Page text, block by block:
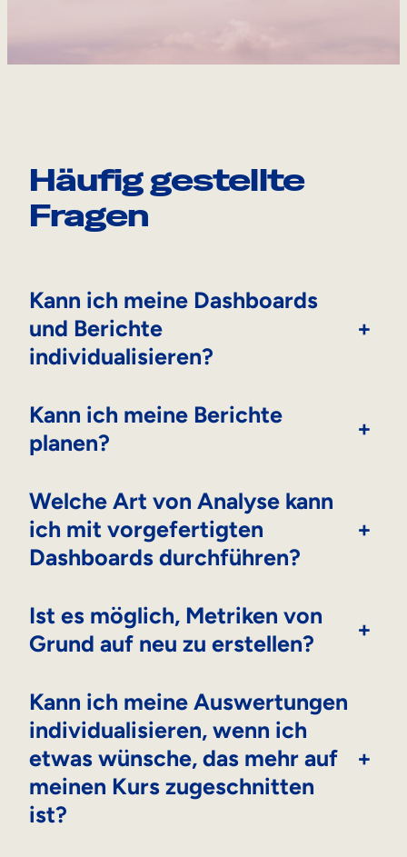
Häufig gestellte
Fragen
Kann ich meine Dashboards
und Berichte
individualisieren?
+
Kann ich meine Berichte
planen?
+
Welche Art von Analyse kann
ich mit vorgefertigten
Dashboards durchführen?
+
Ist es möglich, Metriken von
Grund auf neu zu erstellen?
+
Kann ich meine Auswertungen
individualisieren, wenn ich
etwas wünsche, das mehr auf
meinen Kurs zugeschnitten
ist?
+